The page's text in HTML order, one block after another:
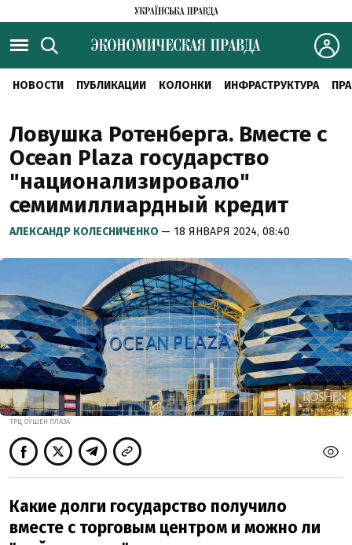
НОВОСТИ ПУБЛИКАЦИИ КОЛОНКИ ИНФРАСТРУКТУРА
Ловушка Ротенберга. Вместе с
Ocean Plaza государство
"национализировало"
семимиллиардный кредит
АЛЕКСАНДР КОЛЕСНИЧЕНКО — 18 ЯНВАРЯ 2024, 08:40
ТРЦ ОУШЕН ПЛАЗА
Какие долги государство получило
вместе с торговым центром и можно ли